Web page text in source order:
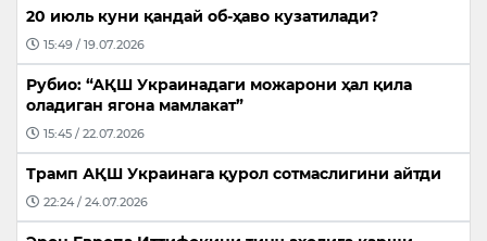
20 июль куни қандай об-ҳаво кузатилади?
15:49 / 19.07.2026
Рубио: “АҚШ Украинадаги можарони ҳал қила
оладиган ягона мамлакат”
15:45 / 22.07.2026
Трамп АҚШ Украинага қурол сотмаслигини айтди
22:24 / 24.07.2026